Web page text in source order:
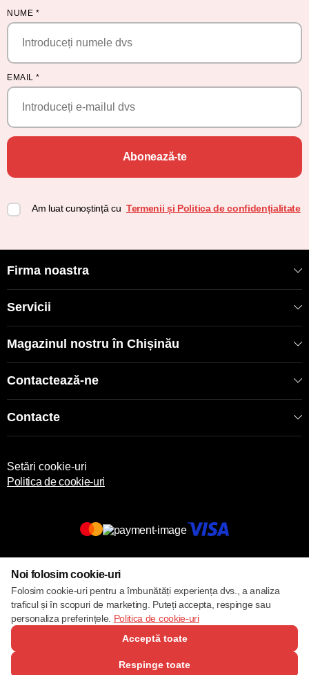
NUME *
EMAIL *
Abonează-te
Am luat cunoștință cu Termenii și Politica de confidențialitate
Firma noastra
Servicii
Magazinul nostru în Chișinău
Contactează-ne
Contacte
Setări cookie-uri
Politica de cookie-uri
Noi folosim cookie-uri
Folosim cookie-uri pentru a îmbunătăți experiența dvs., a analiza
traficul și în scopuri de marketing. Puteți accepta, respinge sau
personaliza preferințele. Politica de cookie-uri
Acceptă toate
Respinge toate